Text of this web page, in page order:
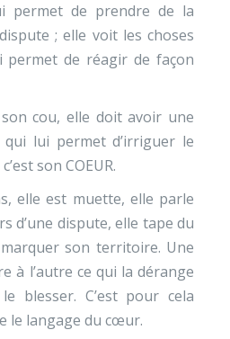
permet de prendre de la
; elle voit les choses
permet de réagir de façon
cou, elle doit avoir une
lui permet d’irriguer le
son COEUR.
elle est muette, elle parle
d’une dispute, elle tape du
son territoire. Une
à l’autre ce qui la dérange
blesser. C’est pour cela
le langage du cœur.